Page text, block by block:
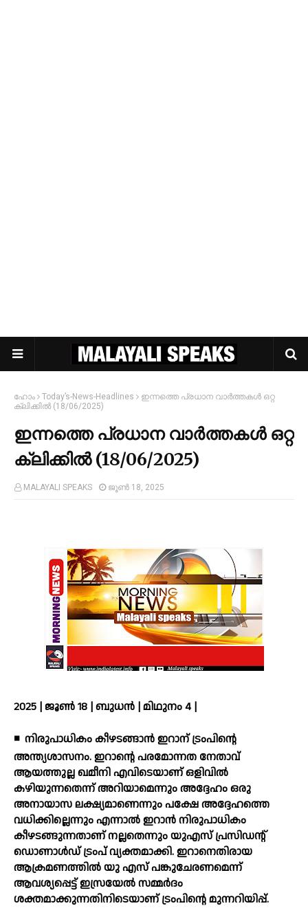
ഹോം Today’s-News-Headlines
ഇന്നത്തെ പ്രധാന വാർത്തകൾ ഒറ്റ
ക്ലിക്കിൽ (18/06/2025)
ഇന്നത്തെ പ്രധാന വാർത്തകൾ ഒറ്റ
ക്ലിക്കിൽ (18/06/2025)
MALAYALI SPEAKS ജൂൺ 18, 2025
2025 | ജൂൺ 18 | ബുധൻ | മിഥുനം 4 |
◾ നിരുപാധികം കീഴടങ്ങാന്‍ ഇറാന് ട്രംപിന്റെ
അന്ത്യശാസനം. ഇറാന്റെ പരമോന്നത നേതാവ്
ആയത്തുല്ല ഖമീനി എവിടെയാണ് ഒളിവില്‍
കഴിയുന്നതെന്ന് അറിയാമെന്നും അദ്ദേഹം ഒരു
അനായാസ ലക്ഷ്യമാണെന്നും പക്ഷേ അദ്ദേഹത്തെ
വധിക്കില്ലെന്നും എന്നാല്‍ ഇറാന്‍ നിരുപാധികം
കീഴടങ്ങുന്നതാണ് നല്ലതെന്നും യുഎസ് പ്രസിഡന്റ്
ഡൊണാള്‍ഡ് ട്രംപ് വ്യക്തമാക്കി. ഇറാനെതിരായ
ആക്രമണത്തില്‍ യു എസ് പങ്കുചേരണമെന്ന്
ആവശ്യപ്പെട്ട് ഇസ്രയേല്‍ സമ്മര്‍ദം
ശക്തമാക്കുന്നതിനിടെയാണ് ട്രംപിന്റെ മുന്നറിയിപ്പ്.